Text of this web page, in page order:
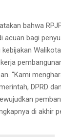
bahwa
acuan bagi
“Kami
DPRD
di akhir